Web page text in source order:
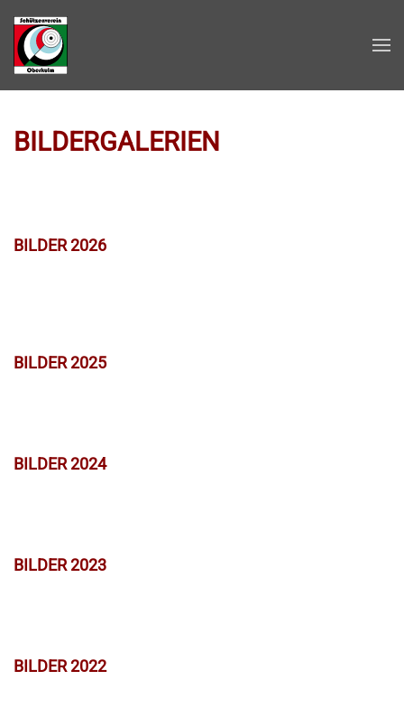
Zum Hauptinhalt springen
BILDERGALERIEN
BILDER 2026
BILDER 2025
BILDER 2024
BILDER 2023
BILDER 2022